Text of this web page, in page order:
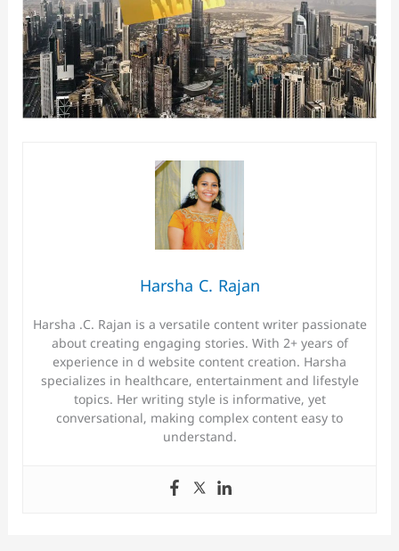
Harsha C. Rajan
Harsha .C. Rajan is a versatile content writer passionate
about creating engaging stories. With 2+ years of
experience in d website content creation. Harsha
specializes in healthcare, entertainment and lifestyle
topics. Her writing style is informative, yet
conversational, making complex content easy to
understand.